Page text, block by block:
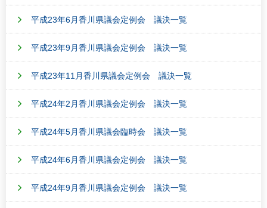
平成23年6月香川県議会定例会 議決一覧
平成23年9月香川県議会定例会 議決一覧
平成23年11月香川県議会定例会 議決一覧
平成24年2月香川県議会定例会 議決一覧
平成24年5月香川県議会臨時会 議決一覧
平成24年6月香川県議会定例会 議決一覧
平成24年9月香川県議会定例会 議決一覧